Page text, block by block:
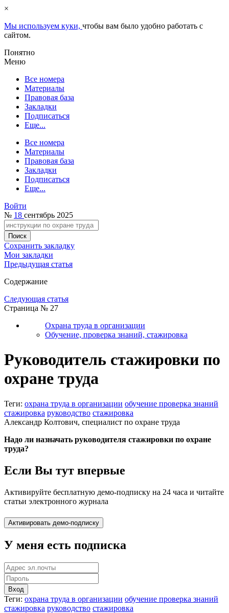
×
Мы используем куки, чтобы вам было удобно работать с
сайтом.
Понятно
Меню
Все номера
Материалы
Правовая база
Закладки
Подписаться
Еще...
Все номера
Материалы
Правовая база
Закладки
Подписаться
Еще...
Войти
№ 18 сентябрь 2025
Сохранить закладку
Мои закладки
Предыдущая статья
Содержание
Следующая статья
Страница № 27
Охрана труда в организации
Обучение, проверка знаний, стажировка
Руководитель стажировки по
охране труда
Теги: охрана труда в организации обучение проверка знаний
стажировка руководство стажировка
Александр Колтович, специалист по охране труда
Надо ли назначать руководителя стажировки по охране
труда?
Если Вы тут впервые
Активируйте бесплатную демо-подписку на 24 часа и читайте
статьи электронного журнала
У меня есть подписка
Вход
Теги: охрана труда в организации обучение проверка знаний
стажировка руководство стажировка